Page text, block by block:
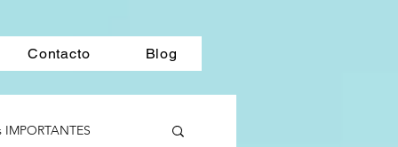
Contacto Blog
IMPORTANTES